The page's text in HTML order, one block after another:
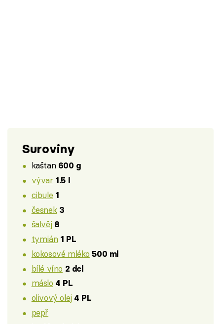
Suroviny
kaštan 600 g
vývar 1.5 l
cibule 1
česnek 3
šalvěj 8
tymián 1 PL
kokosové mléko 500 ml
bílé víno 2 dcl
máslo 4 PL
olivový olej 4 PL
pepř